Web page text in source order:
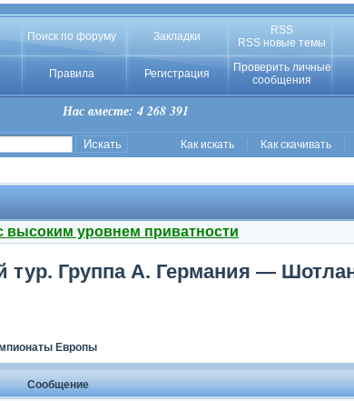
Поиск по форуму Закладки
RSS
RSS новые темы
Правила Регистрация
Проверить личные
сообщения
Нас вместе: 4 268 391
Как искать Как скачивать
высоким уровнем приватности
Группа A. Германия —
Европы
Сообщение